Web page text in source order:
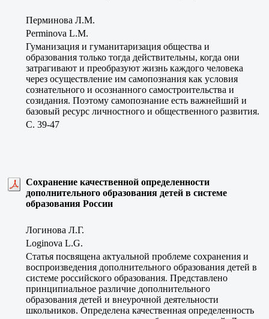
Перминова Л.М.
Perminova L.M.
Гуманизация и гуманитаризация общества и
образования только тогда действительны, когда они
затрагивают и преобразуют жизнь каждого человека
через осуществление им самопознания как условия
сознательного и осознанного самостроительства и
созидания. Поэтому самопознание есть важнейший и
базовый ресурс личностного и общественного развития.
C. 39-47
Сохранение качественной определенности
дополнительного образования детей в системе
образования России
Логинова Л.Г.
Loginova L.G.
Статья посвящена актуальной проблеме сохранения и
воспроизведения дополнительного образования детей в
системе российского образования. Представлено
принципиальное различие дополнительного
образования детей и внеурочной деятельности
школьников. Определена качественная определенность